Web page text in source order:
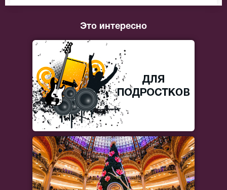
Это интересно